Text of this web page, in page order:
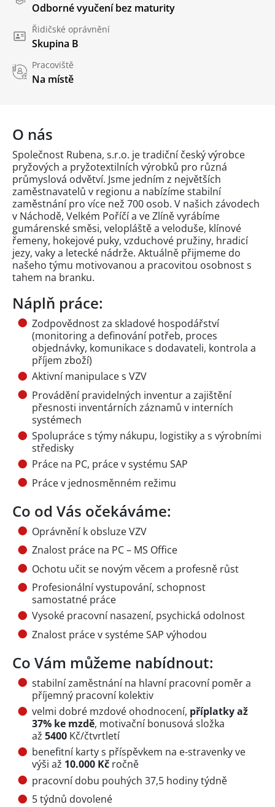
Odborné vyučení bez maturity
Řidičské oprávnění
Skupina B
Pracoviště
Na místě
O nás
Společnost Rubena, s.r.o. je tradiční český výrobce
pryžových a pryžotextilních výrobků pro různá
průmyslová odvětví. Jsme jedním z největších
zaměstnavatelů v regionu a nabízíme stabilní
zaměstnání pro více než 700 osob. V našich závodech
v Náchodě, Velkém Poříčí a ve Zlíně vyrábíme
gumárenské směsi, velopláště a veloduše, klínové
řemeny, hokejové puky, vzduchové pružiny, hradicí
jezy, vaky a letecké nádrže. Aktuálně přijmeme do
našeho týmu motivovanou a pracovitou osobnost s
tahem na branku.
Náplň práce:
Zodpovědnost za skladové hospodářství
(monitoring a definování potřeb, proces
objednávky, komunikace s dodavateli, kontrola a
příjem zboží)
Aktivní manipulace s VZV
Provádění pravidelných inventur a zajištění
přesnosti inventárních záznamů v interních
systémech
Spolupráce s týmy nákupu, logistiky a s výrobními
středisky
Práce na PC, práce v systému SAP
Práce v jednosměnném režimu
Co od Vás očekáváme:
Oprávnění k obsluze VZV
Znalost práce na PC – MS Office
Ochotu učit se novým věcem a profesně růst
Profesionální vystupování, schopnost
samostatné práce
Vysoké pracovní nasazení, psychická odolnost
Znalost práce v systéme SAP výhodou
Co Vám můžeme nabídnout:
stabilní zaměstnání na hlavní pracovní poměr a
příjemný pracovní kolektiv
velmi dobré mzdové ohodnocení, příplatky až
37% ke mzdě, motivační bonusová složka
až 5400 Kč/čtvrtletí
benefitní karty s příspěvkem na e-stravenky ve
výši až 10.000 Kč ročně
pracovní dobu pouhých 37,5 hodiny týdně
5 týdnů dovolené